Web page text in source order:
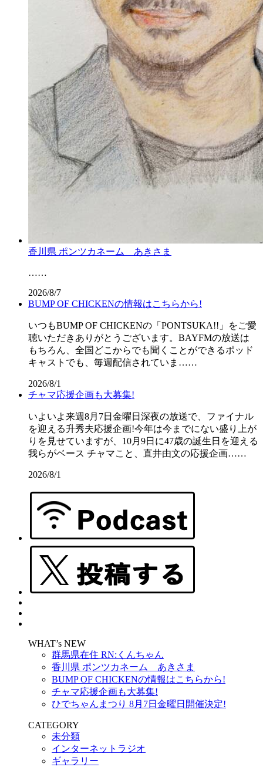
香川県 ポンツカネーム あきさま
……
2026/8/7
BUMP OF CHICKENの情報はこちらから!
いつもBUMP OF CHICKENの「PONTSUKA!!」をご愛
聴いただきありがとうございます。BAYFMの放送は
もちろん、全国どこからでも聞くことができるポッド
キャストでも、毎週配信されていま……
2026/8/1
チャマ応援企画も大募集!
いよいよ来週8月7日金曜日深夜の放送で、ファイナル
を迎える升秀夫応援企画!今年は今までにない盛り上が
りを見せていますが、10月9日に47歳の誕生日を迎える
我らがベース チャマこと、直井由文の応援企画……
2026/8/1
WHAT’s NEW
群馬県在住 RN:くんちゃん
香川県 ポンツカネーム あきさま
BUMP OF CHICKENの情報はこちらから!
チャマ応援企画も大募集!
ひでちゃんまつり 8月7日金曜日開催決定!
CATEGORY
未分類
インターネットラジオ
ギャラリー